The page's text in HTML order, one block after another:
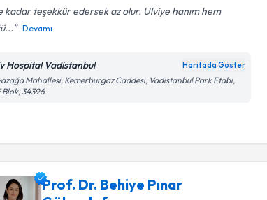
kadar teşekkür edersek az olur. Ulviye hanım hem
Devamı
Hospital Vadistanbul Haritada Göster
Mahallesi, Kemerburgaz Caddesi, Vadistanbul Park Etabı,
Blok, 34396
Prof. Dr. Behiye Pınar